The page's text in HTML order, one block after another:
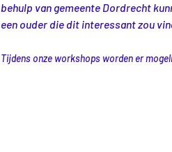
behulp van gemeente Dordrecht
een ouder die dit interessant zou
Tijdens onze workshops worden er